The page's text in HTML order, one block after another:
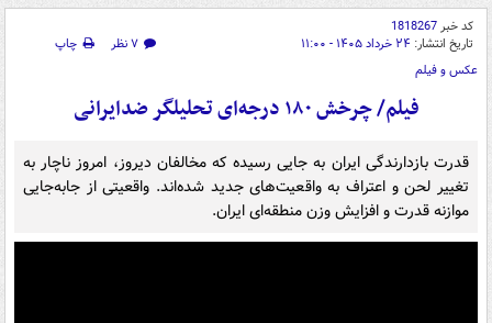
کد خبر1818267
تاریخ انتشار: ۲۴ خرداد ۱۴۰۵ - ۱۱:۰۰ ۷ نظر
چاپ
عکس و فیلم
فیلم/ چرخش ۱۸۰ درجه‌ای تحلیلگر ضدایرانی
قدرت بازدارندگی ایران به جایی رسیده که مخالفان دیروز، امروز ناچار به
تغییر لحن و اعتراف به واقعیت‌های جدید شده‌اند. واقعیتی از جابه‌جایی
موازنه قدرت و افزایش وزن منطقه‌ای ایران.